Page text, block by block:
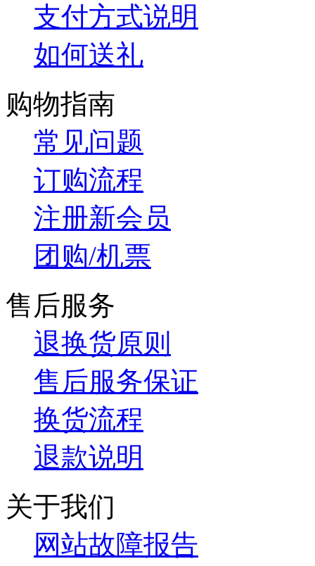
支付方式说明
如何送礼
购物指南
常见问题
订购流程
注册新会员
团购/机票
售后服务
退换货原则
售后服务保证
换货流程
退款说明
关于我们
网站故障报告